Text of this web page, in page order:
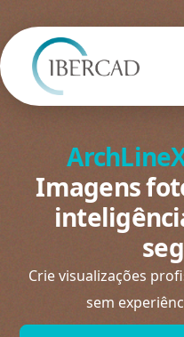
Imagens
Crie visualizações
sem